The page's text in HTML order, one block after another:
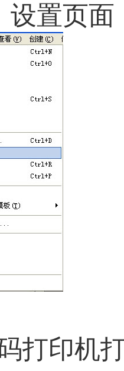
页面
印机打